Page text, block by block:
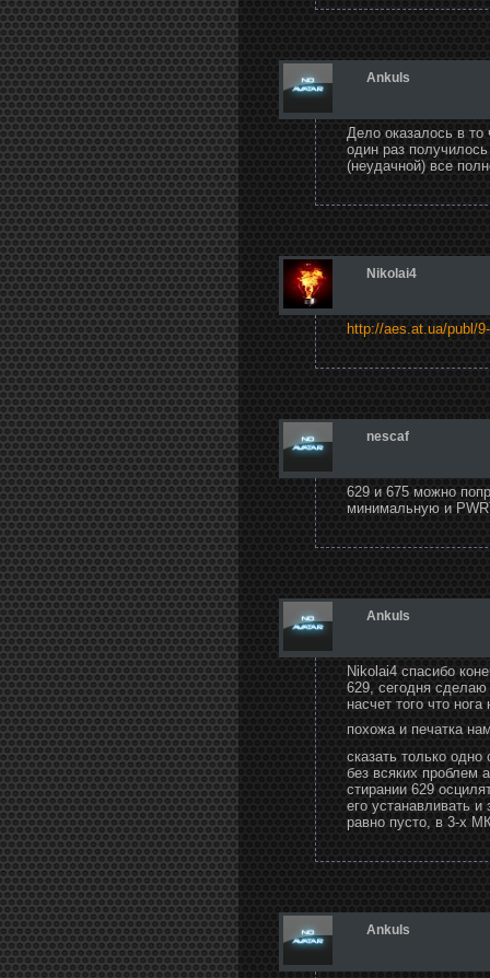
Ankuls
Дело оказалось в
один раз
(неудачной) все
Nikolai4
http://aes.at.ua/publ/
nescaf
629 и 675 можно
минимальную и
Ankuls
Nikolai4 спасибо
629, сегодня сделаю
насчет того что
похожа и печатка
сказать только
без всяких проблем
стирании 629
его устанавливать
равно пусто, в 3-х
Ankuls